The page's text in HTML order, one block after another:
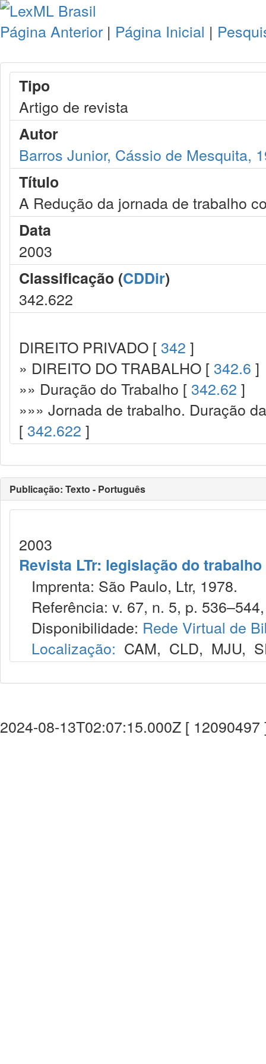
Página Anterior | Página Inicial |
Tipo
Artigo de revista
Autor
Barros Junior, Cássio de Mesquita,
Título
A Redução da jornada de trabalho
Data
2003
Classificação (CDDir)
342.622
DIREITO PRIVADO [ 342 ]
» DIREITO DO TRABALHO [ 342.6 ]
»» Duração do Trabalho [ 342.62 ]
»»» Jornada de trabalho. Duração
[ 342.622 ]
Publicação: Texto - Português
2003
Revista LTr: legislação do trabalho
Imprenta: São Paulo, Ltr, 1978.
Referência: v. 67, n. 5, p.
Disponibilidade: Rede Virtual de
Localização: CAM, CLD, MJU,
2024-08-13T02:07:15.000Z [ 12090497